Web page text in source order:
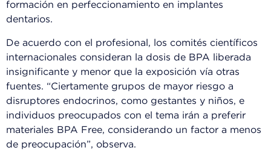
formación en perfeccionamiento en implantes
dentarios.
De acuerdo con el profesional, los comités científicos
internacionales consideran la dosis de BPA liberada
insignificante y menor que la exposición vía otras
fuentes. “Ciertamente grupos de mayor riesgo a
disruptores endocrinos, como gestantes y niños, e
individuos preocupados con el tema irán a preferir
materiales BPA Free, considerando un factor a menos
de preocupación”, observa.